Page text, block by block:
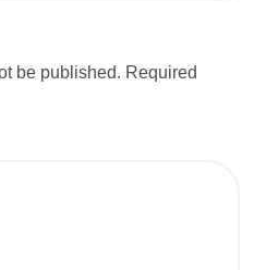
be published. Required